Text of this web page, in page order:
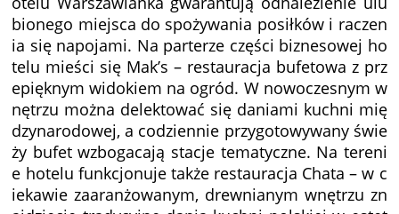
bionego miejsca do spożywania posiłków i raczen
ia się napojami. Na parterze części biznesowej ho
telu mieści się Mak’s – restauracja bufetowa z prz
epięknym widokiem na ogród. W nowoczesnym w
nętrzu można delektować się daniami kuchni mię
dzynarodowej, a codziennie przygotowywany świe
ży bufet wzbogacają stacje tematyczne. Na tereni
e hotelu funkcjonuje także restauracja Chata – w c
iekawie zaaranżowanym, drewnianym wnętrzu zn